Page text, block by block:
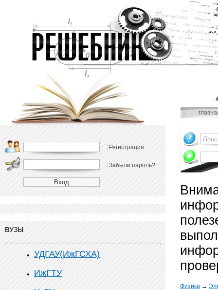
Регистрация
Забыли пароль?
ВУЗЫ
УДГАУ(ИжГСХА)
ИжГТУ
Физика →